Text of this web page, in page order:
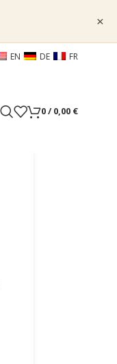
×
EN DE FR
0/ 0,00 €